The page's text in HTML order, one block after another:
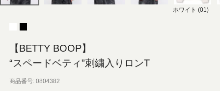
ホワイト (01)
【BETTY BOOP】
“スペードベティ”刺繍入りロンT
商品番号 0804382